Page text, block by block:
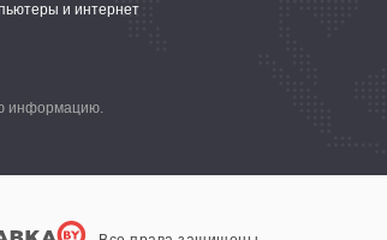
и интернет
информацию.